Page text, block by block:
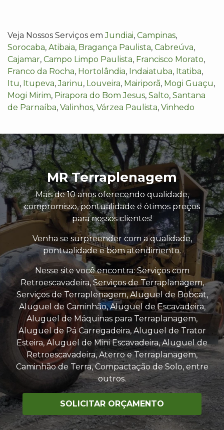
Veja Nossos Serviços emJundiai, Campinas,
Sorocaba, Atibaia, Bragança Paulista, Cabreúva,
Cajamar, Campo Limpo Paulista, Francisco Morato,
Franco da Rocha, Hortolândia, Indaiatuba, Itatiba,
Itu, Itupeva,Jarinu, Louveira, Mairiporã, Mogi Guaçu,
Mogi Mirim, Pirapora do Bom Jesus, Salto, Santana
de Parnaíba, Valinhos, Várzea Paulista, Vinhedo
MR Terraplenagem
Mais de 10 anos oferecendo qualidade,
compromisso, pontualidade e ótimos preços
para nossos clientes!
Venha se surpreender com a qualidade,
pontualidade e bom atendimento.
Nesse site você encontra: Serviços com
Retroescavadeira, Serviços de Terraplanagem,
Serviços de Terraplenagem, Aluguel de Bobcat,
Aluguel de Caminhão, Aluguel de Escavadeira,
Aluguel de Máquinas para Terraplanagem,
Aluguel de Pá Carregadeira, Aluguel de Trator
Esteira, Aluguel de Mini Escavadeira, Aluguel de
Retroescavadeira, Aterro e Terraplanagem,
Caminhão de Terra, Compactação de Solo, entre
outros.
SOLICITAR ORÇAMENTO